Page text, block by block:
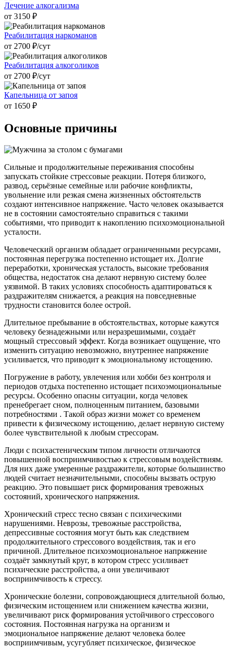
Лечение алкогализма
от 3150 ₽
Реабилитация наркоманов
от 2700 ₽/cут
Реабилитация алкоголиков
от 2700 ₽/cут
Капельница от запоя
от 1650 ₽
Основные причины
Сильные и продолжительные переживания способны
запускать стойкие стрессовые реакции. Потеря близкого,
развод, серьёзные семейные или рабочие конфликты,
увольнение или резкая смена жизненных обстоятельств
создают интенсивное напряжение. Часто человек оказывается
не в состоянии самостоятельно справиться с такими
событиями, что приводит к накоплению психоэмоциональной
усталости.
Человеческий организм обладает ограниченными ресурсами,
постоянная перегрузка постепенно истощает их. Долгие
переработки, хроническая усталость, высокие требования
общества, недостаток сна делают нервную систему более
уязвимой. В таких условиях способность адаптироваться к
раздражителям снижается, а реакция на повседневные
трудности становится более острой.
Длительное пребывание в обстоятельствах, которые кажутся
человеку безнадежными или неразрешимыми, создаёт
мощный стрессовый эффект. Когда возникает ощущение, что
изменить ситуацию невозможно, внутреннее напряжение
усиливается, что приводит к эмоциональному истощению.
Погружение в работу, увлечения или хобби без контроля и
периодов отдыха постепенно истощает психоэмоциональные
ресурсы. Особенно опасны ситуации, когда человек
пренебрегает сном, полноценным питанием, базовыми
потребностями . Такой образ жизни может со временем
привести к физическому истощению, делает нервную систему
более чувствительной к любым стрессорам.
Люди с психастеническим типом личности отличаются
повышенной восприимчивостью к стрессовым воздействиям.
Для них даже умеренные раздражители, которые большинство
людей считает незначительными, способны вызвать острую
реакцию. Это повышает риск формирования тревожных
состояний, хронического напряжения.
Хронический стресс тесно связан с психическими
нарушениями. Неврозы, тревожные расстройства,
депрессивные состояния могут быть как следствием
продолжительного стрессового воздействия, так и его
причиной. Длительное психоэмоциональное напряжение
создаёт замкнутый круг, в котором стресс усиливает
психические расстройства, а они увеличивают
восприимчивость к стрессу.
Хронические болезни, сопровождающиеся длительной болью,
физическим истощением или снижением качества жизни,
увеличивают риск формирования устойчивого стрессового
состояния. Постоянная нагрузка на организм и
эмоциональное напряжение делают человека более
восприимчивым, усугубляет психическое, физическое